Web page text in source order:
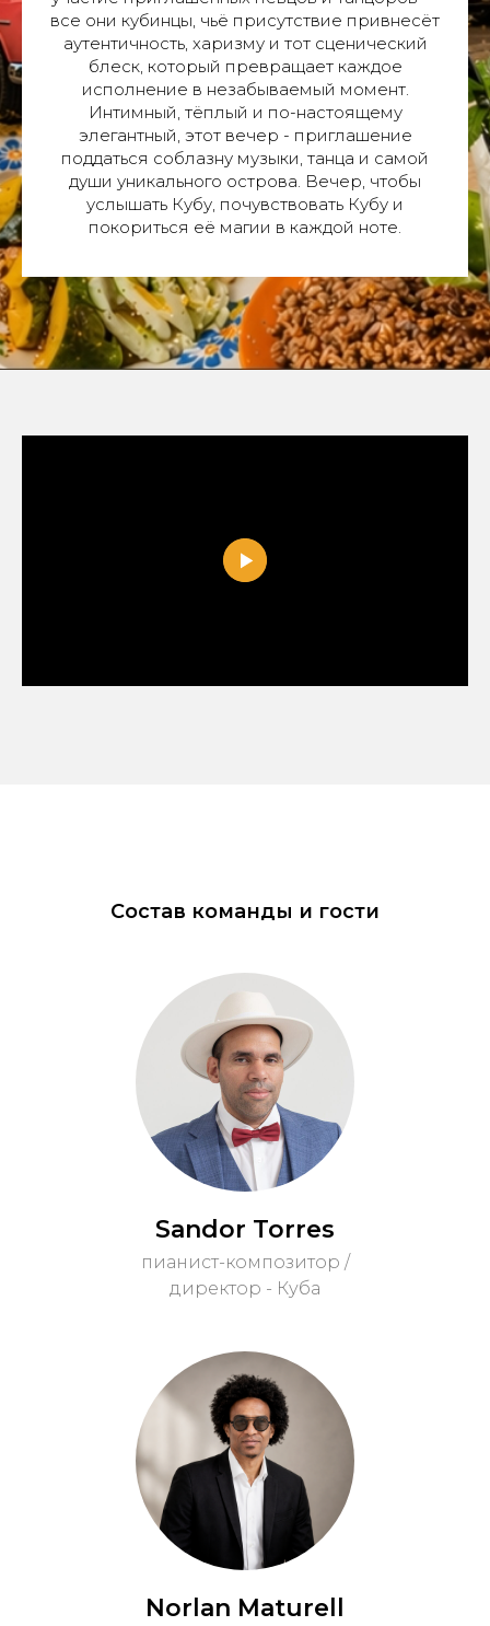
все они кубинцы, чьё присутствие привнесёт
аутентичность, харизму и тот сценический
блеск, который превращает каждое
исполнение в незабываемый момент.
Интимный, тёплый и по-настоящему
элегантный, этот вечер - приглашение
поддаться соблазну музыки, танца и самой
души уникального острова. Вечер, чтобы
услышать Кубу, почувствовать Кубу и
покориться её магии в каждой ноте.
Состав команды и гости
Sandor Torres
пианист-композитор /
директор - Куба
Norlan Maturell